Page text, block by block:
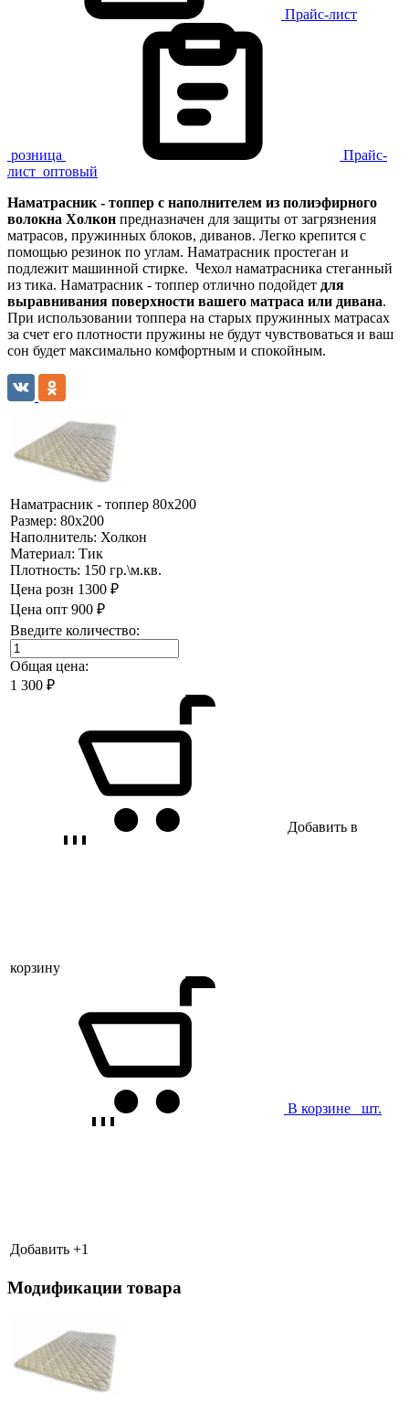
Прайс-лист
розница
Прайс-
лист оптовый
Наматрасник - топпер с наполнителем из полиэфирного
волокна Холкон предназначен для защиты от загрязнения
матрасов, пружинных блоков, диванов. Легко крепится с
помощью резинок по углам. Наматрасник простеган и
подлежит машинной стирке. Чехол наматрасника стеганный
из тика. Наматрасник - топпер отлично подойдет для
выравнивания поверхности вашего матраса или дивана.
При использовании топпера на старых пружинных матрасах
за счет его плотности пружины не будут чувствоваться и ваш
сон будет максимально комфортным и спокойным.
Наматрасник - топпер 80х200
Размер: 80х200
Наполнитель: Холкон
Материал: Тик
Плотность: 150 гр.\м.кв.
Цена розн 1300 ₽
Цена опт 900 ₽
Введите количество:
Общая цена:
1 300 ₽
Добавить в
корзину
В корзине шт.
Добавить +1
Модификации товара